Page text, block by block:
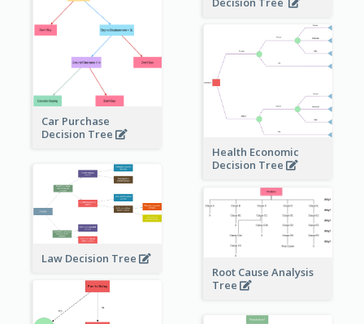
Car Purchase
Decision Tree
Health Economic
Decision Tree
Law Decision Tree
Root Cause Analysis
Tree